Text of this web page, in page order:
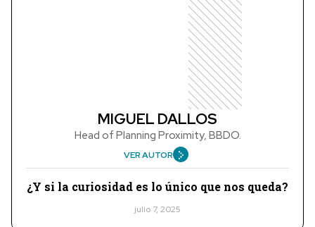
MIGUEL DALLOS
Head of Planning Proximity, BBDO.
VER AUTOR
¿Y si la curiosidad es lo único que nos queda?
julio 7, 2025